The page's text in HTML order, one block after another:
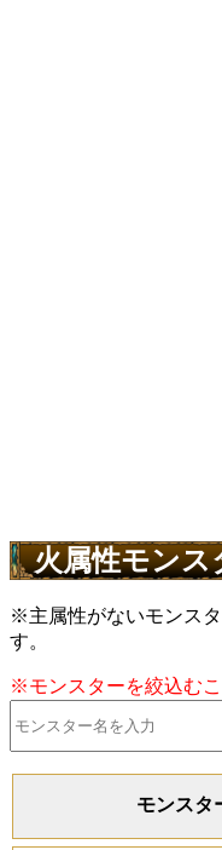
火属性モンス
※主属性がないモンス
す。
※モンスターを絞込む
モンスタ